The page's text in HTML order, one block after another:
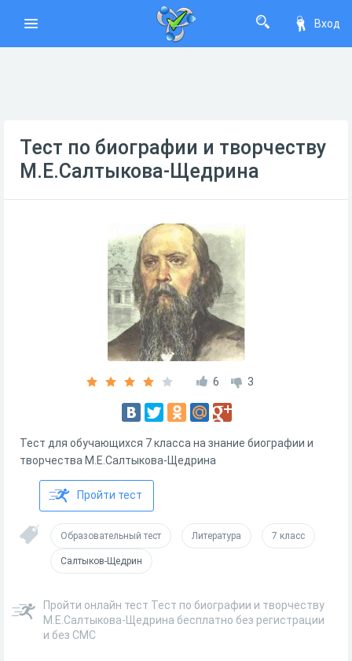
Вход
Тест по биографии и творчеству
М.Е.Салтыкова-Щедрина
6 3
Тест для обучающихся 7 класса на знание биографии и
творчества М.Е.Салтыкова-Щедрина
Пройти тест
Образовательный тест Литература 7 класс
Салтыков-Щедрин
Пройти онлайн тест Тест по биографии и творчеству
М.Е.Салтыкова-Щедрина бесплатно без регистрации
и без СМС